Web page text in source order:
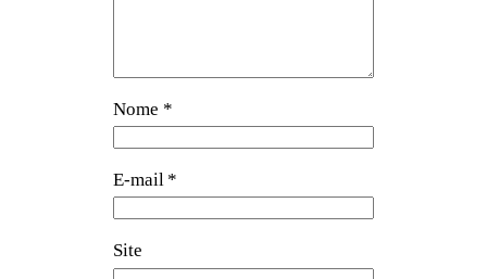
Nome *
E-mail *
Site